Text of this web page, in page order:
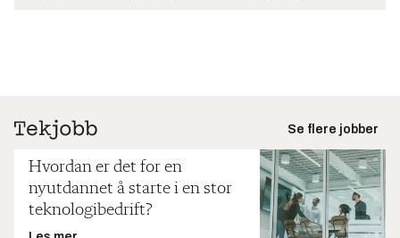
Se flere jobber
Hvordan er det for en
nyutdannet å starte i en stor
teknologibedrift?